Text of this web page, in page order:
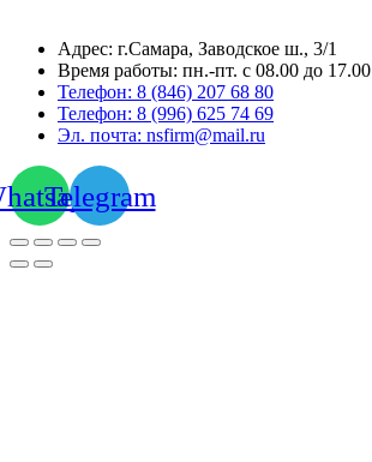
Адрес: г.Самара, Заводское ш., 3/1
Время работы: пн.-пт. с 08.00 до 17.00
Телефон: 8 (846) 207 68 80
Телефон: 8 (996) 625 74 69
Эл. почта: nsfirm@mail.ru
Telegram